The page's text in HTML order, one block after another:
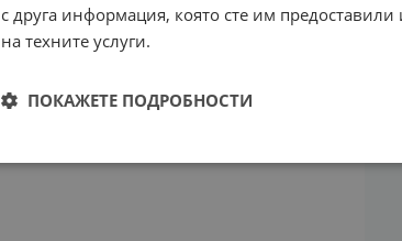
с друга информация, която сте им
на техните услуги.
ПОКАЖЕТЕ ПОДРОБНОСТИ